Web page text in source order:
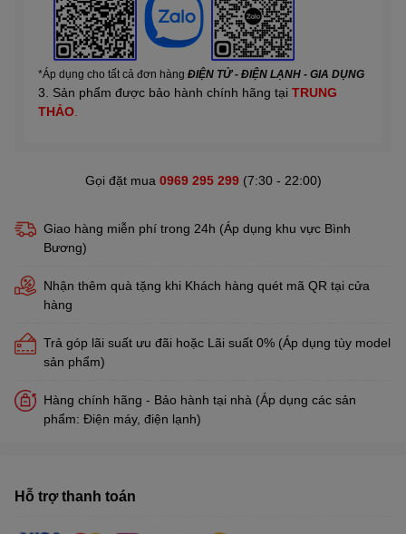
*Áp dụng cho tất cả đơn hàng ĐIỆN TỬ - ĐIỆN LẠNH - GIA DỤNG
3. Sản phẩm được bảo hành chính hãng tại TRUNG
THẢO
Gọi đặt mua 0969 295 299(7:30 - 22:00)
Giao hàng miễn phí trong 24h (Áp dụng khu vực Bình
Bương)
Nhận thêm quà tặng khi Khách hàng quét mã QR tại cửa
hàng
Trả góp lãi suất ưu đãi hoặc Lãi suất 0% (Áp dụng tùy model
sản phẩm)
Hàng chính hãng - Bảo hành tại nhà (Áp dụng các sản
phẩm: Điện máy, điện lạnh)
Hỗ trợ thanh toán